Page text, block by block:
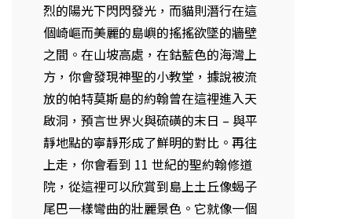
烈的陽光下閃閃發光，而貓則潛行在這
個崎嶇而美麗的島嶼的搖搖欲墜的牆壁
之間。在山坡高處，在鈷藍色的海灣上
方，你會發現神聖的小教堂，據說被流
放的帕特莫斯島的約翰曾在這裡進入天
啟洞，預言世界火與硫磺的末日 – 與平
靜地點的寧靜形成了鮮明的對比。再往
上走，你會看到 11 世紀的聖約翰修道
院，從這裡可以欣賞到島上土丘像蝎子
尾巴一樣彎曲的壯麗景色。它就像一個